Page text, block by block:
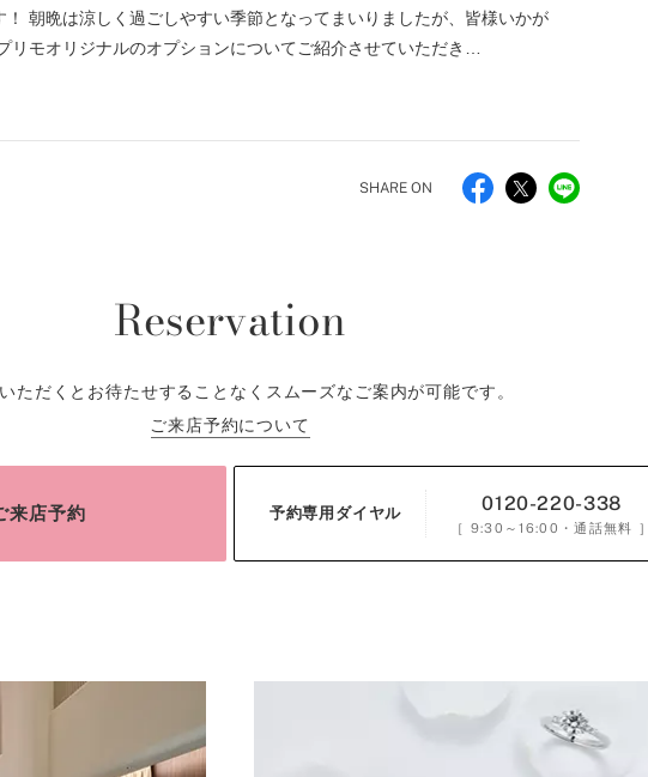
朝晩は涼しく過ごしやすい季節となってまいりましたが、皆様いかが
リモオリジナルのオプションについてご紹介させていただき…
SHARE ON
Reservation
ただくとお待たせすることなくスムーズなご案内が可能です。
ご来店予約について
来店予約 予約専用ダイヤル 0120-220-338
［ 9:30～16:00 ・通話無料 ］